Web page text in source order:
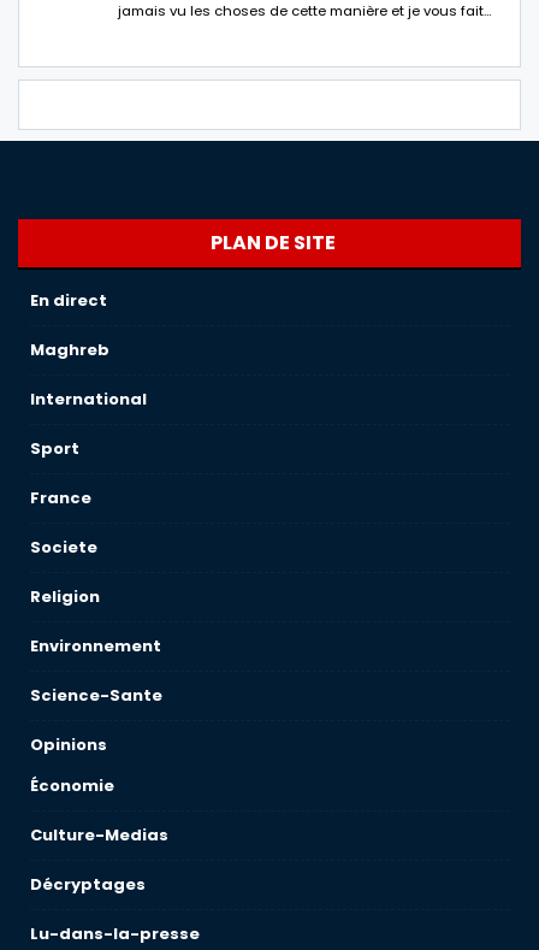
jamais vu les choses de cette manière et je vous fait…
PLAN DE SITE
En direct
Maghreb
International
Sport
France
Societe
Religion
Environnement
Science-Sante
Opinions
Économie
Culture-Medias
Décryptages
Lu-dans-la-presse